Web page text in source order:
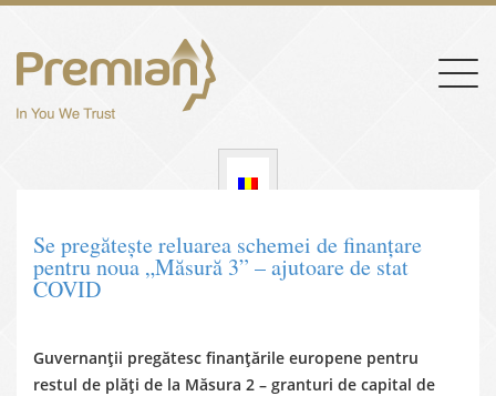
Se pregătește reluarea schemei de finanțare
pentru noua „Măsură 3” – ajutoare de stat
COVID
Guvernanții pregătesc finanțările europene pentru
restul de plăți de la Măsura 2 – granturi de capital de